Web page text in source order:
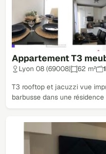
Appartement T3
Lyon 08 (69008) 62 m²
T3 rooftop et jacuzzi vue
barbusse dans une